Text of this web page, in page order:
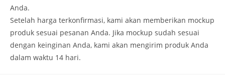
Anda.
Setelah harga terkonfirmasi, kami akan memberikan mockup
produk sesuai pesanan Anda. Jika mockup sudah sesuai
dengan keinginan Anda, kami akan mengirim produk Anda
dalam waktu 14 hari.